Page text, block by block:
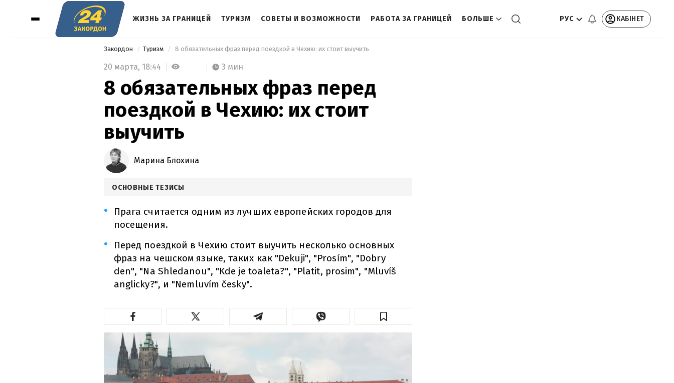
ЖИЗНЬ ЗА ГРАНИЦЕЙ ТУРИЗМ СОВЕТЫ И ВОЗМОЖНОСТИ РАБОТА ЗА ГРАНИЦЕЙ БОЛЬШЕ РУС КАБІНЕТ
Закордон Туризм 8 обязательных фраз перед поездкой в Чехию: их стоит выучить
20 марта, 18:44 3 мин
8 обязательных фраз перед
поездкой в Чехию: их стоит
выучить
Марина Блохина
ОСНОВНЫЕ ТЕЗИСЫ
Прага считается одним из лучших европейских городов для
посещения.
Перед поездкой в Чехию стоит выучить несколько основных
фраз на чешском языке, таких как "Dekuji", "Prosím", "Dobry
den", "Na Shledanou", "Kde je toaleta?", "Platit, prosim", "Mluvíš
anglicky?", и "Nemluvím česky".